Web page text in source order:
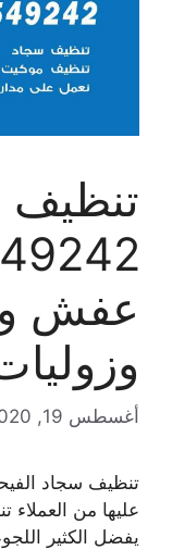
تنظيف
عفش
أغسطس 19, 2020
تنظيف سجاد
عليها من
يفضل الكثير